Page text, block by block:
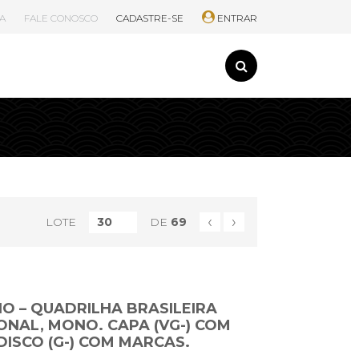
FALE CONOSCO CADASTRE-SE ENTRAR
LOTE DE 69 ‹ ›
– QUADRILHA BRASILEIRA
MONO. CAPA (VG-) COM
(G-) COM MARCAS.